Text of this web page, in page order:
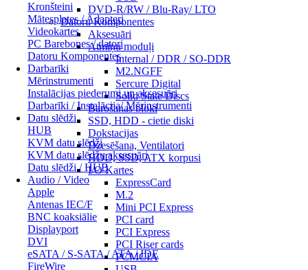
Kronšteini
Mātesplates / Adapteri
Videokartes
PC Barebones / datori
Datoru Komponentes
Darbarīki
Mērinstrumenti
Instalācijas piederumi un aksesuāri
Darbarīki / Instalācija/ Mērinstrumenti
Datu slēdži
HUB
KVM datu slēdži
KVM datu slēdžu aksesuāri
Datu slēdži / HUB
Audio / Video
Apple
Antenas IEC/F
BNC koaksiālie
Displayport
DVI
eSATA / S-SATA / ATA / IDE
FireWire
DVD-R/RW / Blu-Ray/ LTO
Datoru Komponentes
Aksesuāri
Atmiņu moduļi
Internal / DDR / SO-DDR
M2.NGFF
Sercure Digital
Solid State Discs
Barošanas bloki
SSD, HDD - cietie diski
Dokstacijas
Dzesēšana, Ventilatori
HDD, SSD, ATX korpusi
I/O Kartes
ExpressCard
M.2
Mini PCI Express
PCI card
PCI Express
PCI Riser cards
PCMCIA